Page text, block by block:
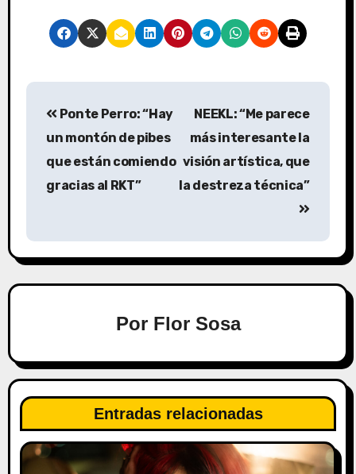
Ponte Perro: “Hay
un montón de pibes
que están comiendo
gracias al RKT”
NEEKL: “Me parece
más interesante la
visión artística, que
la destreza técnica”
Por Flor Sosa
Entradas relacionadas